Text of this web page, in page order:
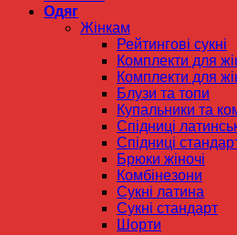
Одяг
Жінкам
Рейтингові сукні
Комплекти для
Комплекти для
Блузи та топи
Купальники та
Спідниці
Спідниці
Брюки жіночі
Комбінезони
Сукні латина
Сукні стандарт
Шорти